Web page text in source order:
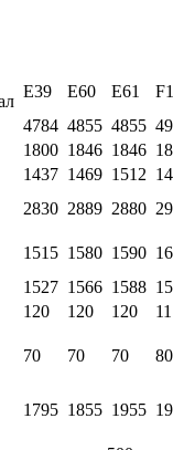
E39 E60 E61
4784 4855 4855
1800 1846 1846
1437 1469 1512
2830 2889 2880
1515 1580 1590
1527 1566 1588
120 120 120
70 70 70 80
1795 1855 1955